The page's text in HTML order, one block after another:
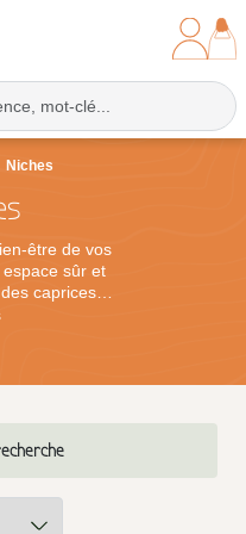
Niches
être de vos
sûr et
caprices
lieu de repos